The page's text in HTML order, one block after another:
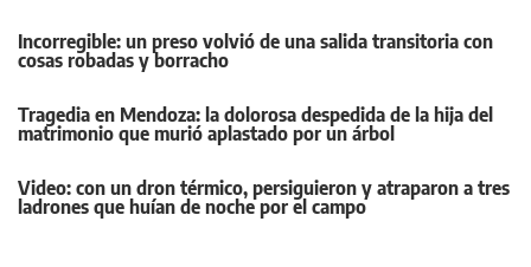
Incorregible: un preso volvió de una salida transitoria con
cosas robadas y borracho
Tragedia en Mendoza: la dolorosa despedida de la hija del
matrimonio que murió aplastado por un árbol
Video: con un dron térmico, persiguieron y atraparon a tres
ladrones que huían de noche por el campo